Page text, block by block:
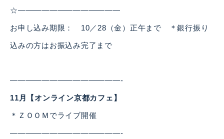
☆—————————————
お申し込み期限： 10／28（金）正午まで ＊銀行振り
込みの方はお振込み完了まで
——————————————-
11月【オンライン京都カフェ】
＊ＺＯＯＭでライブ開催
——————————————-